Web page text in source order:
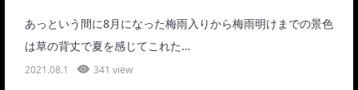
あっという間に8月になった梅雨入りから梅雨明けまでの景色
は草の背丈で夏を感じてこれた…
2021.08.1 341 view